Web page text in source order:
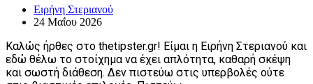
Ειρήνη Στεριανού
24 Μαΐου 2026
Καλώς ήρθες στο thetipster.gr! Είμαι η Ειρήνη Στεριανού και
εδώ θέλω το στοίχημα να έχει απλότητα, καθαρή σκέψη
και σωστή διάθεση. Δεν πιστεύω στις υπερβολές ούτε